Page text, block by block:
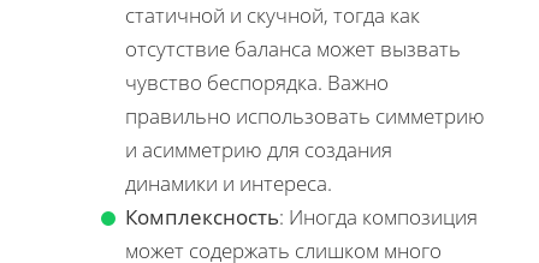
статичной и скучной, тогда как
отсутствие баланса может вызвать
чувство беспорядка. Важно
правильно использовать симметрию
и асимметрию для создания
динамики и интереса.
Комплексность: Иногда композиция
может содержать слишком много